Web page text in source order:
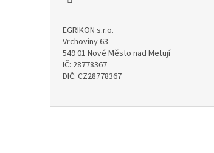
EGRIKON s.r.o.
Vrchoviny 63
549 01 Nové Město nad Metují
IČ: 28778367
DIČ: CZ28778367